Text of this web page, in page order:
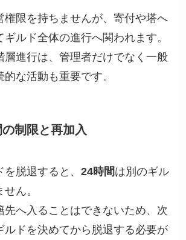
権限を持ちませんが、寄付や塔へ
ルド全体の進行へ関われます。
層進行は、管理者だけでなく一般
的な活動も重要です。
制限と再加入
を脱退すると、24時間は別のギル
ん。
先へ入ることはできないため、次
ルドを決めてから脱退する必要が